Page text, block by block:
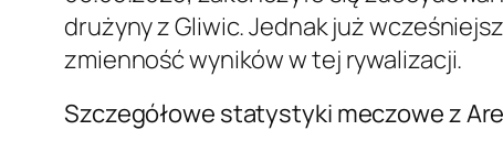
drużyny z Gliwic. Jednak już
zmienność wyników w tej rywalizacji.
Szczegółowe statystyki meczowe z